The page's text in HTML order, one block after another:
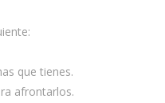
que tienes.
afrontarlos.